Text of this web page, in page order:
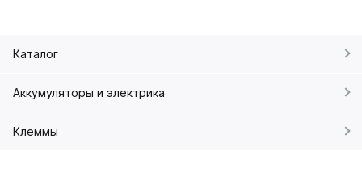
Каталог
Аккумуляторы и электрика
Клеммы